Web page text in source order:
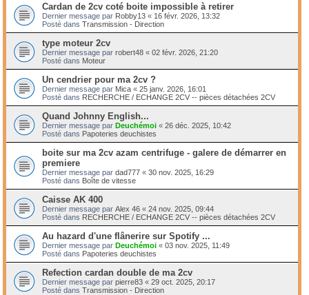
Cardan de 2cv coté boite impossible à retirer
Dernier message par Robby13 « 16 févr. 2026, 13:32
Posté dans Transmission - Direction
type moteur 2cv
Dernier message par robert48 « 02 févr. 2026, 21:20
Posté dans Moteur
Un cendrier pour ma 2cv ?
Dernier message par Mica « 25 janv. 2026, 16:01
Posté dans RECHERCHE / ECHANGE 2CV -- pièces détachées 2CV
Quand Johnny English...
Dernier message par Deuchémoi « 26 déc. 2025, 10:42
Posté dans Papoteries deuchistes
boite sur ma 2cv azam centrifuge - galere de démarrer en
premiere
Dernier message par dad777 « 30 nov. 2025, 16:29
Posté dans Boîte de vitesse
Caisse AK 400
Dernier message par Alex 46 « 24 nov. 2025, 09:44
Posté dans RECHERCHE / ECHANGE 2CV -- pièces détachées 2CV
Au hazard d'une flânerire sur Spotify ...
Dernier message par Deuchémoi « 03 nov. 2025, 11:49
Posté dans Papoteries deuchistes
Refection cardan double de ma 2cv
Dernier message par pierre83 « 29 oct. 2025, 20:17
Posté dans Transmission - Direction